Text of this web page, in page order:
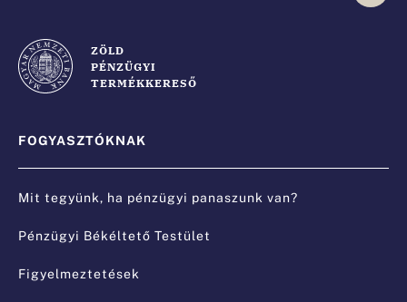
ZÖLD
PÉNZÜGYI
TERMÉKKERESŐ
FOGYASZTÓKNAK
Mit tegyünk, ha pénzügyi panaszunk van?
Pénzügyi Békéltető Testület
Figyelmeztetések